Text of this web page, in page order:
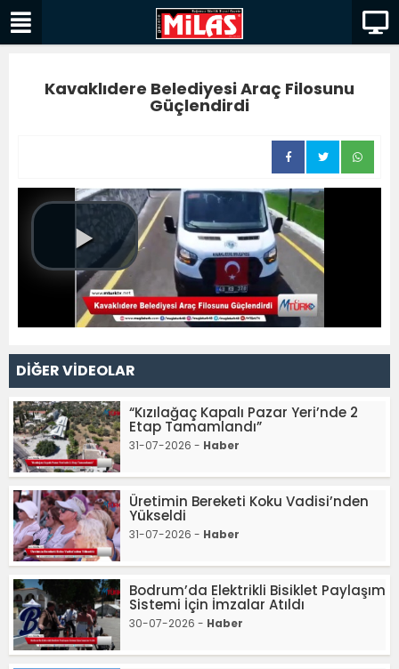
Kavaklıdere Belediyesi Araç Filosunu
Güçlendirdi
DİĞER VİDEOLAR
“Kızılağaç Kapalı Pazar Yeri’nde 2
Etap Tamamlandı”
31-07-2026 - Haber
Üretimin Bereketi Koku Vadisi’nden
Yükseldi
31-07-2026 - Haber
Bodrum’da Elektrikli Bisiklet Paylaşım
Sistemi İçin İmzalar Atıldı
30-07-2026 - Haber